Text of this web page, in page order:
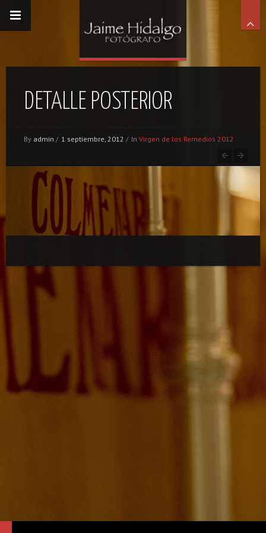
DETALLE POSTERIOR
By admin / 1 septiembre, 2012 / In Virgen de los Remedios 2012